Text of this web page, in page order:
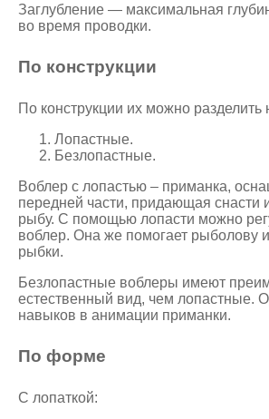
Заглубление — максимальная
во время проводки.
По конструкции
По конструкции их можно разделить
Лопастные.
Безлопастные.
Воблер с лопастью – приманка,
передней части, придающая снасти
рыбу. С помощью лопасти можно
воблер. Она же помогает рыболову
рыбки.
Безлопастные воблеры имеют
естественный вид, чем лопастные.
навыков в анимации приманки.
По форме
С лопаткой: